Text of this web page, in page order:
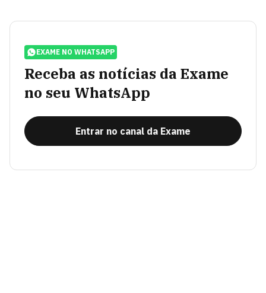
EXAME NO WHATSAPP
Receba as notícias da Exame
no seu WhatsApp
Entrar no canal da Exame